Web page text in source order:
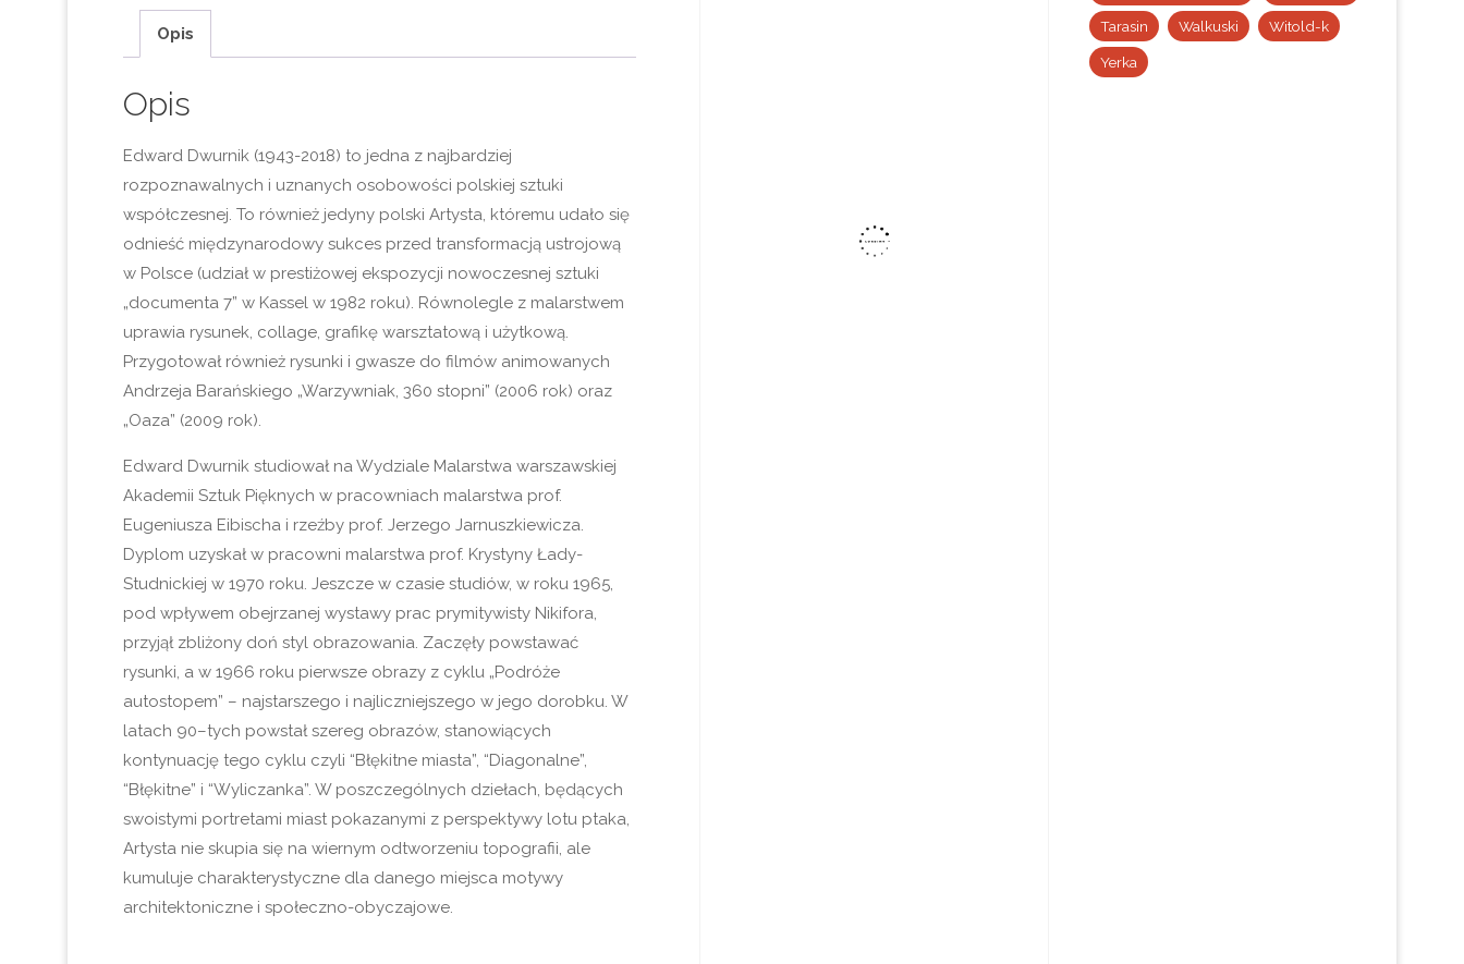
Opis
Opis
Edward Dwurnik (1943-2018) to jedna z najbardziej
rozpoznawalnych i uznanych osobowości polskiej sztuki
współczesnej. To również jedyny polski Artysta, któremu udało się
odnieść międzynarodowy sukces przed transformacją ustrojową
w Polsce (udział w prestiżowej ekspozycji nowoczesnej sztuki
„documenta 7” w Kassel w 1982 roku). Równolegle z malarstwem
uprawia rysunek, collage, grafikę warsztatową i użytkową.
Przygotował również rysunki i gwasze do filmów animowanych
Andrzeja Barańskiego „Warzywniak, 360 stopni” (2006 rok) oraz
„Oaza” (2009 rok).
Edward Dwurnik studiował na Wydziale Malarstwa warszawskiej
Akademii Sztuk Pięknych w pracowniach malarstwa prof.
Eugeniusza Eibischa i rzeźby prof. Jerzego Jarnuszkiewicza.
Dyplom uzyskał w pracowni malarstwa prof. Krystyny Łady-
Studnickiej w 1970 roku. Jeszcze w czasie studiów, w roku 1965,
pod wpływem obejrzanej wystawy prac prymitywisty Nikifora,
przyjął zbliżony doń styl obrazowania. Zaczęły powstawać
rysunki, a w 1966 roku pierwsze obrazy z cyklu „Podróże
autostopem” – najstarszego i najliczniejszego w jego dorobku. W
latach 90–tych powstał szereg obrazów, stanowiących
kontynuację tego cyklu czyli “Błękitne miasta”, “Diagonalne”,
“Błękitne” i “Wyliczanka”. W poszczególnych dziełach, będących
swoistymi portretami miast pokazanymi z perspektywy lotu ptaka,
Artysta nie skupia się na wiernym odtworzeniu topografii, ale
kumuluje charakterystyczne dla danego miejsca motywy
architektoniczne i społeczno-obyczajowe.
Tarasin Walkuski Witold-k
Yerka